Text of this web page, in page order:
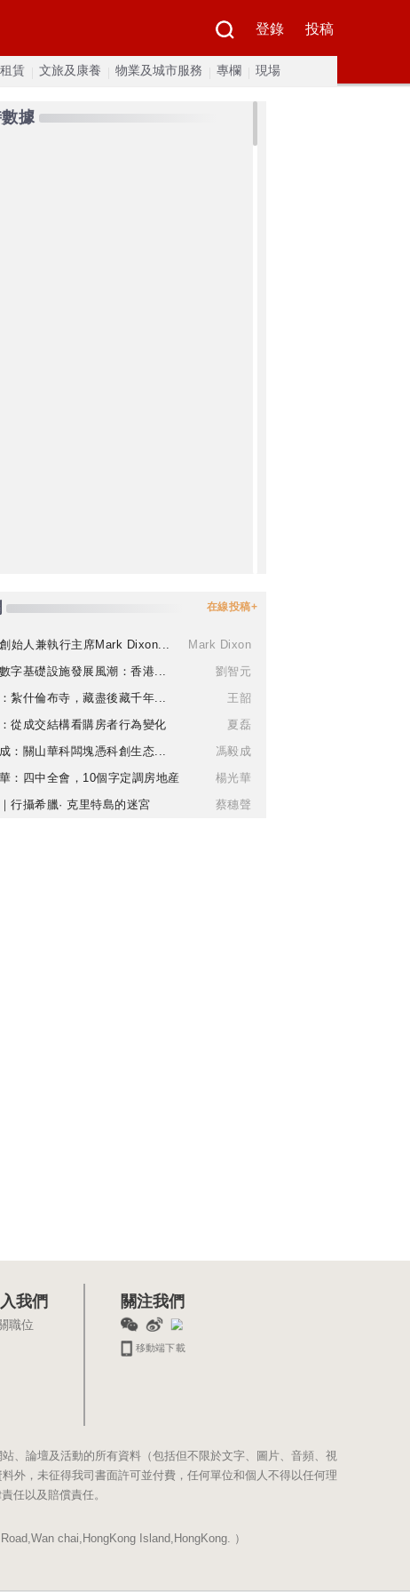
登錄 投稿
賃 文旅及康養 物業及城市服務 專欄 現場
據
在線投稿+
創始人兼執行主席Mark Dixon...
Mark Dixon
字基礎設施發展風潮：香港...
劉智元
紮什倫布寺，藏盡後藏千年...
王韶
從成交結構看購房者行為變化
夏磊
：關山華科闆塊憑科創生态...
馮毅成
：四中全會，10個字定調房地産
楊光華
行攝希臘· 克里特島的迷宮
蔡穗聲
我們
職位
關注我們
移動端下載
、論壇及活動的所有資料（包括但不限於文字、圖片、音頻、視
外，未征得我司書面許可並付費，任何單位和個人不得以任何理
任以及賠償責任。
chai,HongKong Island,HongKong. ）